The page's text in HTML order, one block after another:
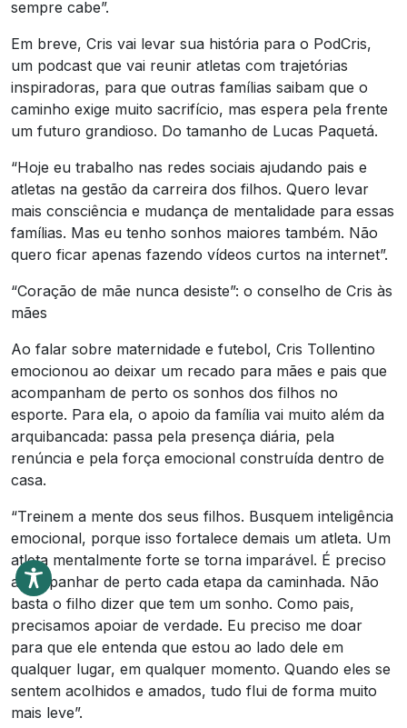
sempre cabe”.
Em breve, Cris vai levar sua história para o PodCris,
um podcast que vai reunir atletas com trajetórias
inspiradoras, para que outras famílias saibam que o
caminho exige muito sacrifício, mas espera pela frente
um futuro grandioso. Do tamanho de Lucas Paquetá.
“Hoje eu trabalho nas redes sociais ajudando pais e
atletas na gestão da carreira dos filhos. Quero levar
mais consciência e mudança de mentalidade para essas
famílias. Mas eu tenho sonhos maiores também. Não
quero ficar apenas fazendo vídeos curtos na internet”.
“Coração de mãe nunca desiste”: o conselho de Cris às
mães
Ao falar sobre maternidade e futebol, Cris Tollentino
emocionou ao deixar um recado para mães e pais que
acompanham de perto os sonhos dos filhos no
esporte. Para ela, o apoio da família vai muito além da
arquibancada: passa pela presença diária, pela
renúncia e pela força emocional construída dentro de
casa.
“Treinem a mente dos seus filhos. Busquem inteligência
emocional, porque isso fortalece demais um atleta. Um
atleta mentalmente forte se torna imparável. É preciso
acompanhar de perto cada etapa da caminhada. Não
basta o filho dizer que tem um sonho. Como pais,
precisamos apoiar de verdade. Eu preciso me doar
para que ele entenda que estou ao lado dele em
qualquer lugar, em qualquer momento. Quando eles se
sentem acolhidos e amados, tudo flui de forma muito
mais leve”.